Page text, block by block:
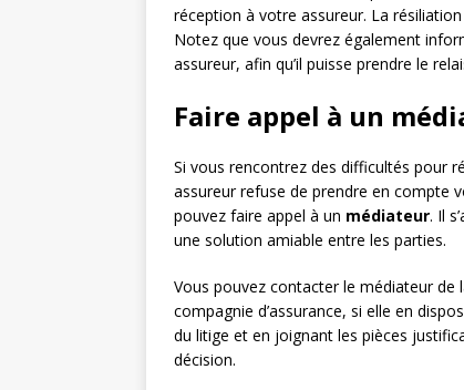
réception à votre assureur. La
Notez que vous devrez également
assureur, afin qu’il puisse prendre le
Faire appel à un
Si vous rencontrez des difficultés pour
assureur refuse de prendre en compte
pouvez faire appel à un médiateur. Il
une solution amiable entre les parties.
Vous pouvez contacter le médiateur de
compagnie d’assurance, si elle en
du litige et en joignant les pièces
décision.